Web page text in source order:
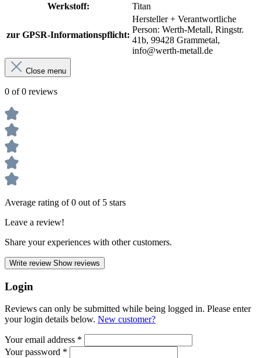
Werkstoff:
Titan
zur GPSR-Informationspflicht:
Hersteller + Verantwortliche
Person: Werth-Metall, Ringstr.
41b, 99428 Grammetal,
info@werth-metall.de
Close menu
0 of 0 reviews
Average rating of 0 out of 5 stars
Leave a review!
Share your experiences with other customers.
Write review Show reviews
Login
Reviews can only be submitted while being logged in. Please enter
your login details below. New customer?
Your email address *
Your password *